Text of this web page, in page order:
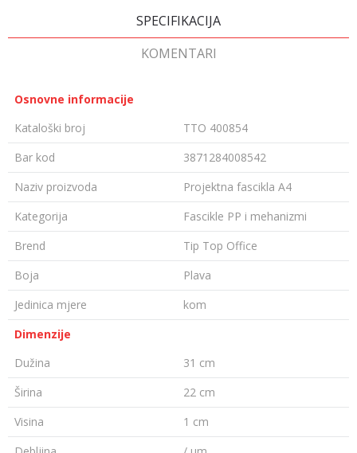
SPECIFIKACIJA
KOMENTARI
Osnovne informacije
Kataloški broj
TTO 400854
Bar kod
3871284008542
Naziv proizvoda
Projektna fascikla A4
Kategorija
Fascikle PP i mehanizmi
Brend
Tip Top Office
Boja
Plava
Jedinica mjere
kom
Dimenzije
Dužina
31 cm
Širina
22 cm
Visina
1 cm